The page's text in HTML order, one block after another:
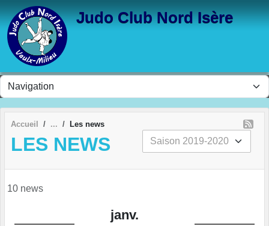
Judo Club Nord Isère
Accueil Les news
LES NEWS
10 news
janv.
Panneau de gestion des cookies